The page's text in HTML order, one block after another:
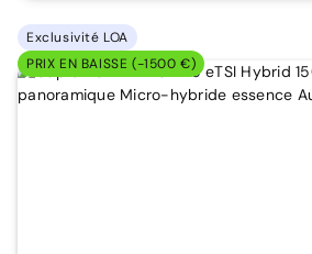
Exclusivité LOA
PRIX EN BAISSE (-1500 €)